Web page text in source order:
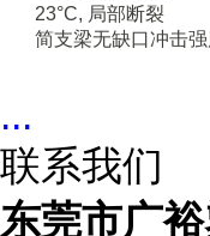
23°C, 局部断裂
简支梁无缺口冲击
...
联系我们
东莞市广